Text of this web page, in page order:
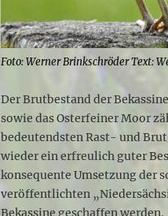
Foto: Werner Brinkschröder Text:
Der Brutbestand der
sowie das Osterfeiner Moor
bedeutendsten Rast- und
wieder ein erfreulich guter
konsequente Umsetzung der
veröffentlichten
Bekassine geschaffen werden.